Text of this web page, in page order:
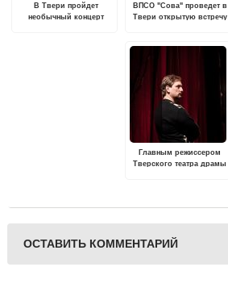
В Твери пройдет
необычный концерт
ВПСО "Сова" проведет в
Твери открытую встречу
Главным режиссером
Тверского театра драмы
ОСТАВИТЬ КОММЕНТАРИЙ